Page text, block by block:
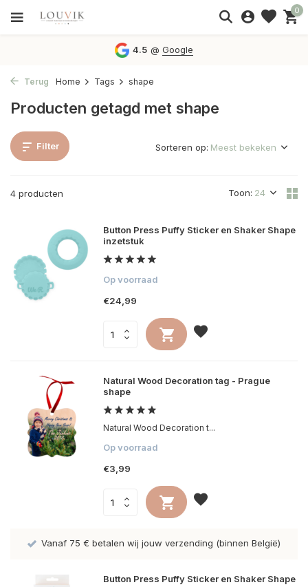
0
4.5 @Google
Terug Home Tags shape
Producten getagd met shape
Filter
4 producten Toon:
Sorteren op:
Button Press Puffy Sticker en Shaker Shape
inzetstuk
Op voorraad
€24,99
Natural Wood Decoration tag - Prague
shape
Natural Wood Decoration t...
Op voorraad
€3,99
Vanaf 75 € betalen wij jouw verzending (binnen België)
Button Press Puffy Sticker en Shaker Shape